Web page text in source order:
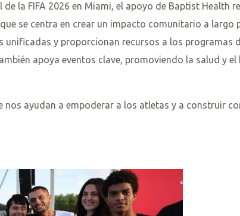
la FIFA 2026 en Miami, el apoyo de Baptist Health
se centra en crear un impacto comunitario a
y proporcionan recursos a los programas
apoya eventos clave, promoviendo la salud y
ayudan a empoderar a los atletas y a construir